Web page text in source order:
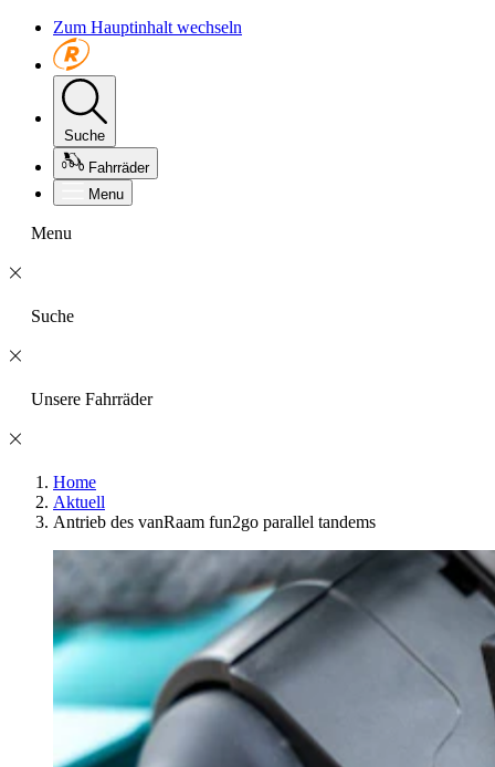
Zum Hauptinhalt wechseln
Suche
Fahrräder
Menu
Menu
Suche
Unsere Fahrräder
Home
Aktuell
Antrieb des vanRaam fun2go parallel tandems